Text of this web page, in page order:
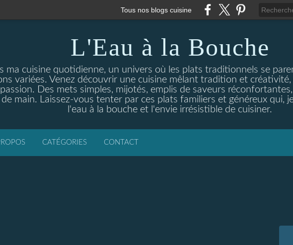
Tous nos blogs cuisine
L'Eau à la Bouche
ma cuisine quotidienne, un univers où les plats traditionnels se
variées. Venez découvrir une cuisine mêlant tradition et
Des mets simples, mijotés, emplis de saveurs
main. Laissez-vous tenter par ces plats familiers et généreux qui,
l'eau à la bouche et l'envie irrésistible de cuisiner.
CATÉGORIES CONTACT